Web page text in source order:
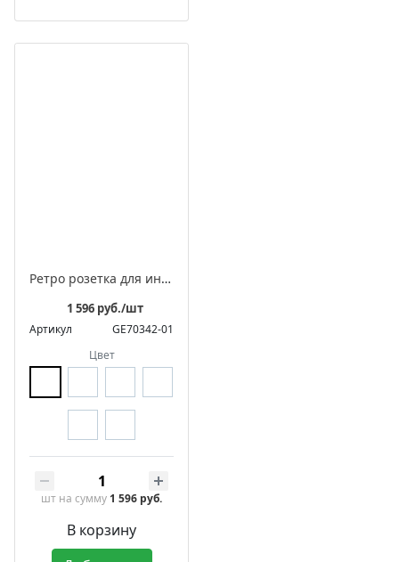
Ретро розетка для интернета фарфоровая, серия "АВРОРА"
1 596 руб./шт
Артикул
GE70342-01
Цвет
шт на сумму 1 596 руб.
В корзину